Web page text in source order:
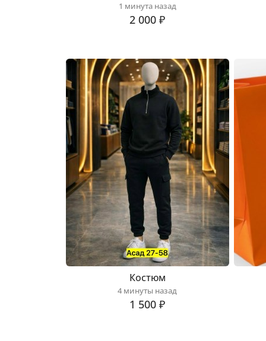
1 минута назад
2 000 ₽
Костюм
4 минуты назад
1 500 ₽